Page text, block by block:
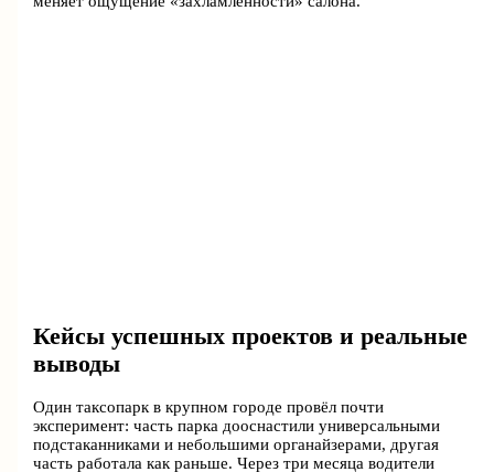
Кейсы успешных проектов и реальные
выводы
Один таксопарк в крупном городе провёл почти
эксперимент: часть парка дооснастили универсальными
подстаканниками и небольшими органайзерами, другая
часть работала как раньше. Через три месяца водители